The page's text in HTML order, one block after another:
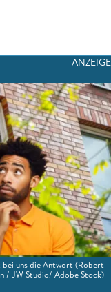
ANZEIGE
uns die Antwort (Robert
/ JW Studio/ Adobe Stock)